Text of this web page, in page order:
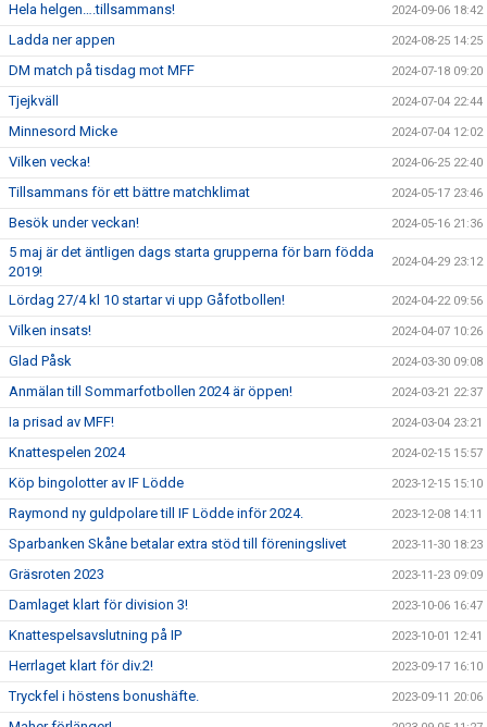
Hela helgen….tillsammans! 2024-09-06 18:42
Ladda ner appen 2024-08-25 14:25
DM match på tisdag mot MFF 2024-07-18 09:20
Tjejkväll 2024-07-04 22:44
Minnesord Micke 2024-07-04 12:02
Vilken vecka! 2024-06-25 22:40
Tillsammans för ett bättre matchklimat 2024-05-17 23:46
Besök under veckan! 2024-05-16 21:36
5 maj är det äntligen dags starta grupperna för barn födda
2019!
2024-04-29 23:12
Lördag 27/4 kl 10 startar vi upp Gåfotbollen! 2024-04-22 09:56
Vilken insats! 2024-04-07 10:26
Glad Påsk 2024-03-30 09:08
Anmälan till Sommarfotbollen 2024 är öppen! 2024-03-21 22:37
Ia prisad av MFF! 2024-03-04 23:21
Knattespelen 2024 2024-02-15 15:57
Köp bingolotter av IF Lödde 2023-12-15 15:10
Raymond ny guldpolare till IF Lödde inför 2024. 2023-12-08 14:11
Sparbanken Skåne betalar extra stöd till föreningslivet 2023-11-30 18:23
Gräsroten 2023 2023-11-23 09:09
Damlaget klart för division 3! 2023-10-06 16:47
Knattespelsavslutning på IP 2023-10-01 12:41
Herrlaget klart för div.2! 2023-09-17 16:10
Tryckfel i höstens bonushäfte. 2023-09-11 20:06